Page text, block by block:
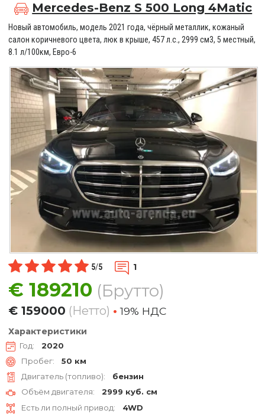
Mercedes-Benz S 500 Long 4Matic
Новый автомобиль, модель 2021 года, чёрный металлик, кожаный
салон коричневого цвета, люк в крыше, 457 л.с., 2999 см3, 5 местный,
8.1 л/100км, Евро-6
5/5 1
€ 189210 (Брутто)
€ 159000 (Нетто) • 19% НДC
Характеристики
Год:
2020
Пробег:
50 км
Двигатель (топливо):
бензин
Объём двигателя:
2999 куб. см
Есть ли полный привод:
4WD